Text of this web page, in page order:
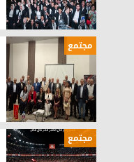
مجتمع
مجتمع